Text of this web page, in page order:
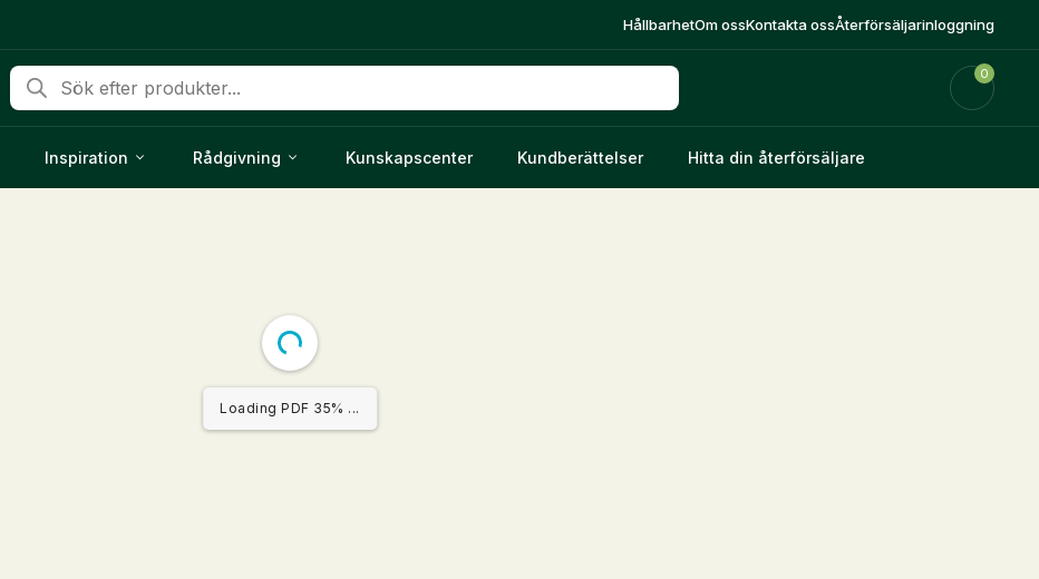
HållbarhetOm ossKontakta ossÅterförsäljarinloggning
Produktsökning 0
Inspiration Rådgivning Kunskapscenter Kundberättelser Hitta din återförsäljare